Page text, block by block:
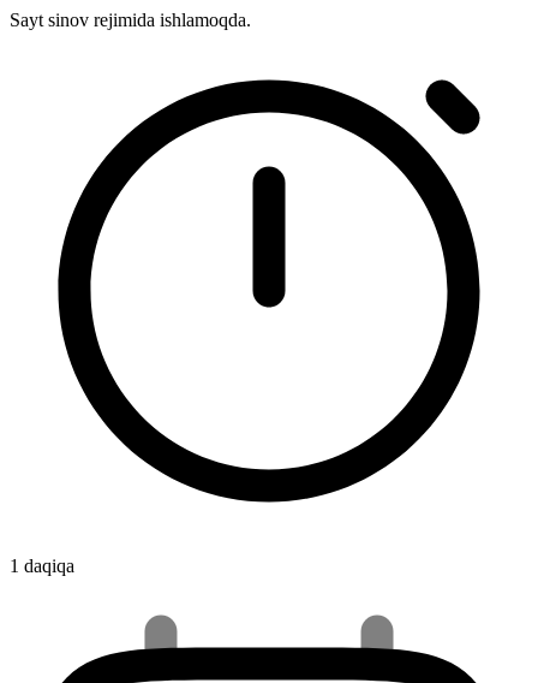
Sayt sinov rejimida ishlamoqda.
1 daqiqa